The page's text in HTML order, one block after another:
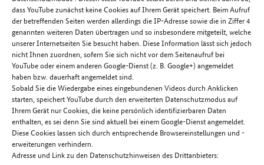
dass YouTube zunächst keine Cookies auf Ihrem Gerät speichert. Beim Aufruf
der betreffenden Seiten werden allerdings die IP-Adresse sowie die in Ziffer 4
genannten weiteren Daten übertragen und so insbesondere mitgeteilt, welche
unserer Internetseiten Sie besucht haben. Diese Information lässt sich jedoch
nicht Ihnen zuordnen, sofern Sie sich nicht vor dem Seitenaufruf bei
YouTube oder einem anderen Google-Dienst (z. B. Google+) angemeldet
haben bzw. dauerhaft angemeldet sind.
Sobald Sie die Wiedergabe eines eingebundenen Videos durch Anklicken
starten, speichert YouTube durch den erweiterten Datenschutzmodus auf
Ihrem Gerät nur Cookies, die keine persönlich identifizierbaren Daten
enthalten, es sei denn Sie sind aktuell bei einem Google-Dienst angemeldet.
Diese Cookies lassen sich durch entsprechende Browsereinstellungen und -
erweiterungen verhindern.
Adresse und Link zu den Datenschutzhinweisen des Drittanbieters: